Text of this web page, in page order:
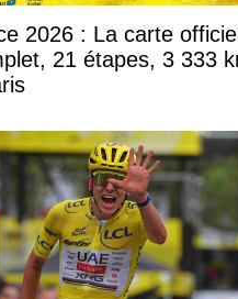
2026 : La carte
21 étapes, 3 333